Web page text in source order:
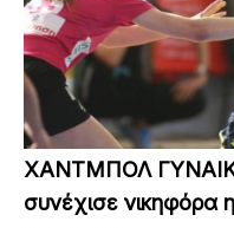
ΧΑΝΤΜΠΟΛ
συνέχισε νικηφόρα